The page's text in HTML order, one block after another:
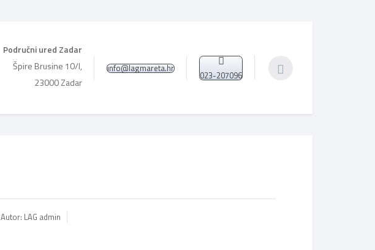
Područni ured Zadar
Špire Brusine 10/I,
23000 Zadar
info@lagmareta.hr
023-207096
Autor: LAG admin